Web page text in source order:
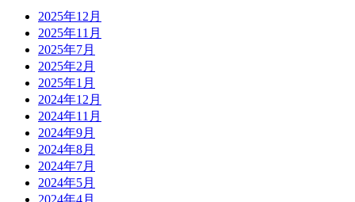
2025年12月
2025年11月
2025年7月
2025年2月
2025年1月
2024年12月
2024年11月
2024年9月
2024年8月
2024年7月
2024年5月
2024年4月